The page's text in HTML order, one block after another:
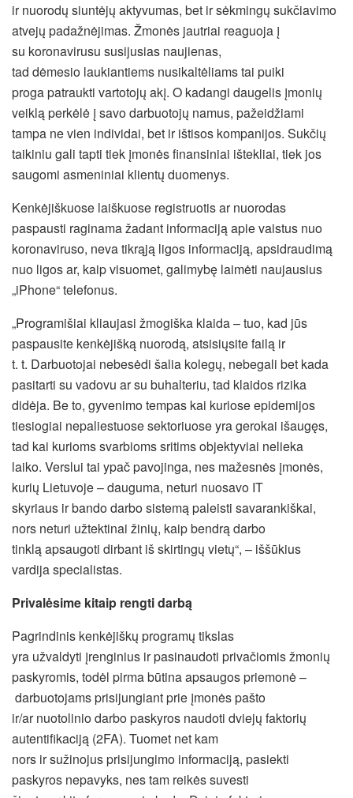
ir nuorodų siuntėjų aktyvumas, bet ir sėkmingų sukčiavimo
atvejų padažnėjimas. Žmonės jautriai reaguoja į
su koronavirusu susijusias naujienas,
tad dėmesio laukiantiems nusikaltėliams tai puiki
proga patraukti vartotojų akį. O kadangi daugelis įmonių
veiklą perkėlė į savo darbuotojų namus, pažeidžiami
tampa ne vien individai, bet ir ištisos kompanijos. Sukčių
taikiniu gali tapti tiek įmonės finansiniai ištekliai, tiek jos
saugomi asmeniniai klientų duomenys.
Kenkėjiškuose laiškuose registruotis ar nuorodas
paspausti raginama žadant informaciją apie vaistus nuo
koronaviruso, neva tikrąją ligos informaciją, apsidraudimą
nuo ligos ar, kaip visuomet, galimybę laimėti naujausius
„iPhone“ telefonus.
„Programišiai kliaujasi žmogiška klaida – tuo, kad jūs
paspausite kenkėjišką nuorodą, atsisiųsite failą ir
t. t. Darbuotojai nebesėdi šalia kolegų, nebegali bet kada
pasitarti su vadovu ar su buhalteriu, tad klaidos rizika
didėja. Be to, gyvenimo tempas kai kuriose epidemijos
tiesiogiai nepaliestuose sektoriuose yra gerokai išaugęs,
tad kai kurioms svarbioms sritims objektyviai nelieka
laiko. Verslui tai ypač pavojinga, nes mažesnės įmonės,
kurių Lietuvoje – dauguma, neturi nuosavo IT
skyriaus ir bando darbo sistemą paleisti savarankiškai,
nors neturi užtektinai žinių, kaip bendrą darbo
tinklą apsaugoti dirbant iš skirtingų vietų“, – iššūkius
vardija specialistas.
Privalėsime kitaip rengtidarbą
Pagrindinis kenkėjiškų programų tikslas
yra užvaldyti įrenginius ir pasinaudoti privačiomis žmonių
paskyromis, todėl pirma būtina apsaugos priemonė –
darbuotojams prisijungiant prie įmonės pašto
ir/ar nuotolinio darbo paskyros naudoti dviejų faktorių
autentifikaciją (2FA). Tuomet net kam
nors ir sužinojus prisijungimo informaciją, pasiekti
paskyros nepavyks, nes tam reikės suvesti